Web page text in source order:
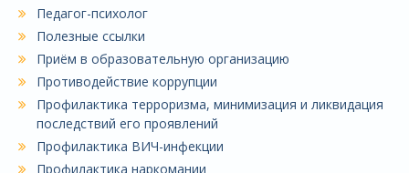
Педагог-психолог
Полезные ссылки
Приём в образовательную организацию
Противодействие коррупции
Профилактика терроризма, минимизация и ликвидация
последствий его проявлений
Профилактика ВИЧ-инфекции
Профилактика наркомании